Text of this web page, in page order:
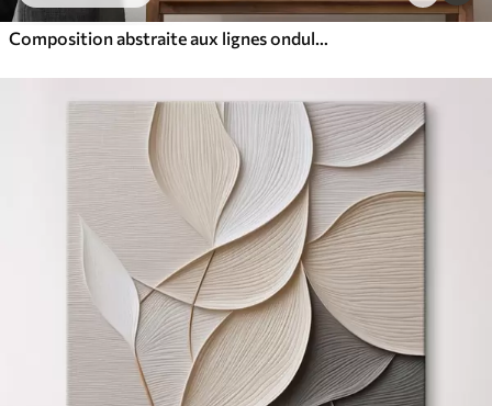
Composition abstraite aux lignes ondulées dynamiques, dans une palette de tons brun terre cuite